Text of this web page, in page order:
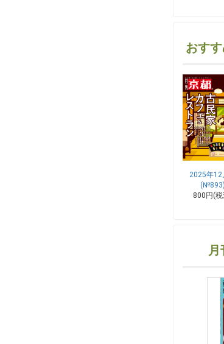
おす
2025年12
(№893)
800円(税